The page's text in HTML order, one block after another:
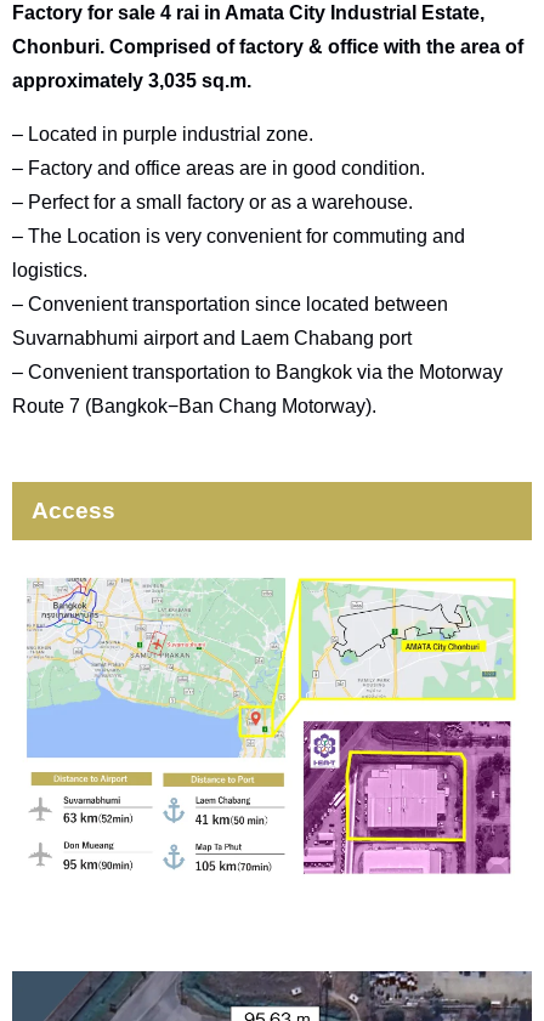
Factory for sale 4 rai in Amata City Industrial Estate,
Chonburi. Comprised of factory & office with the area of
approximately 3,035 sq.m.
– Located in purple industrial zone.
– Factory and office areas are in good condition.
– Perfect for a small factory or as a warehouse.
– The Location is very convenient for commuting and
logistics.
– Convenient transportation since located between
Suvarnabhumi airport and Laem Chabang port
– Convenient transportation to Bangkok via the Motorway
Route 7 (Bangkok−Ban Chang Motorway).
Access